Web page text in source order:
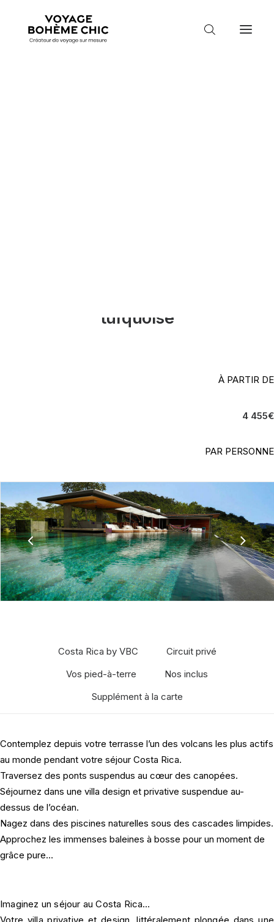
turquoise
À PARTIR DE
4 455€
PAR PERSONNE
Costa Rica by VBC
Circuit privé
Vos pied-à-terre
Nos inclus
Supplément à la carte
Contemplez depuis votre terrasse l’un des volcans les plus actifs
au monde pendant votre séjour Costa Rica.
Traversez des ponts suspendus au cœur des canopées.
Séjournez dans une villa design et privative suspendue au-
dessus de l’océan.
Nagez dans des piscines naturelles sous des cascades limpides.
Approchez les immenses baleines à bosse pour un moment de
grâce pure…
Imaginez un séjour au Costa Rica…